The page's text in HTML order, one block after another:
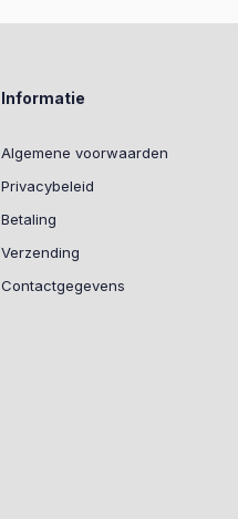
Informatie
Algemene voorwaarden
Privacybeleid
Betaling
Verzending
Contactgegevens